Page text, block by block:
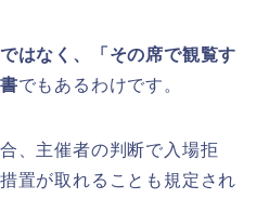
はなく、「その席で観覧す
でもあるわけです。
、主催者の判断で入場拒
置が取れることも規定され